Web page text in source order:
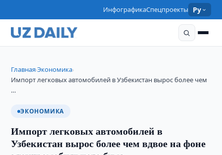
ИнфографикаСпецпроекты Ру
Главная›Экономика›
Импорт легковых автомобилей в Узбекистан вырос более чем
…
ЭКОНОМИКА
Импорт легковых автомобилей в
Узбекистан вырос более чем вдвое на фоне